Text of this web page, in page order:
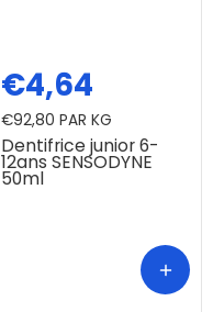
Dentifrice junior 6-
12ans SENSODYNE
50ml
€4,64
€92,80 PAR KG